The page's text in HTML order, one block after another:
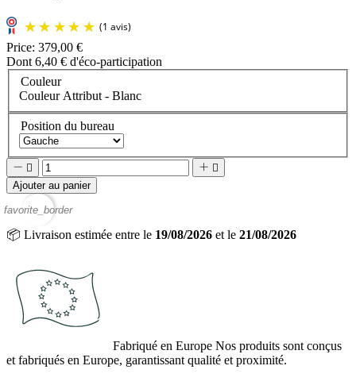
Price: 379,00 €
Dont 6,40 € d'éco-participation
Couleur
Couleur Attribut - Blanc
Position du bureau
   
Ajouter au panier
favorite_border
📦 Livraison estimée entre le 19/08/2026 et le 21/08/2026
Fabriqué en Europe Nos produits sont conçus
et fabriqués en Europe, garantissant qualité et proximité.